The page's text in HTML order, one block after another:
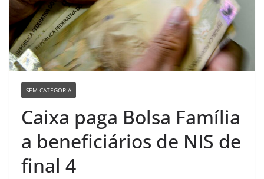
SEM CATEGORIA
Caixa paga Bolsa Família
a beneficiários de NIS de
final 4